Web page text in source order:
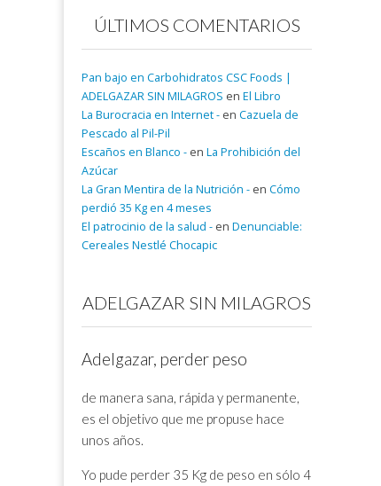
ÚLTIMOS COMENTARIOS
Pan bajo en Carbohidratos CSC Foods |
ADELGAZAR SIN MILAGROS en El Libro
La Burocracia en Internet - en Cazuela de
Pescado al Pil-Pil
Escaños en Blanco - en La Prohibición del
Azúcar
La Gran Mentira de la Nutrición - en Cómo
perdió 35 Kg en 4 meses
El patrocinio de la salud - en Denunciable:
Cereales Nestlé Chocapic
ADELGAZAR SIN MILAGROS
Adelgazar, perder peso
de manera sana, rápida y permanente,
es el objetivo que me propuse hace
unos años.
Yo pude perder 35 Kg de peso en sólo 4